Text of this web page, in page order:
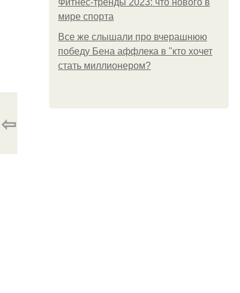
Фитнес-тренды 2023: что нового в
мире спорта
Все же слышали про вчерашнюю
победу Бена аффлека в "кто хочет
стать миллионером?
⇦